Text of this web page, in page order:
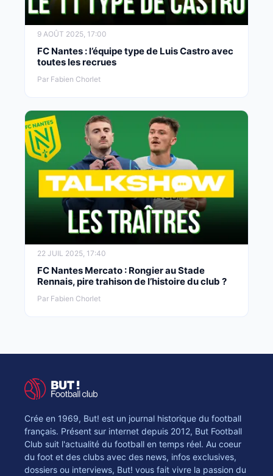
9 AOÛT 2025, 17:00
FC Nantes : l’équipe type de Luis Castro avec
toutes les recrues
Par Fabien Chorlet
22 JUIL 2025, 17:40
FC Nantes Mercato : Rongier au Stade
Rennais, pire trahison de l’histoire du club ?
Par Fabien Chorlet
Crée en 1969, But! est un journal historique du football
français. Présent sur internet depuis 2012, But Football
Club suit l'actualité du football en temps réel. Au coeur
du foot et des clubs avec des news, infos exclusives,
dossiers ou interviews, But! vous fait vivre la passion du